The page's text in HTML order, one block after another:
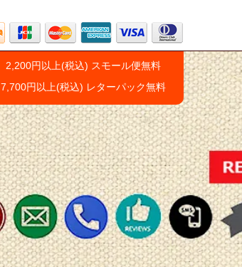
2,200円以上(税込) スモール便無料
7,700円以上(税込) レターパック無料